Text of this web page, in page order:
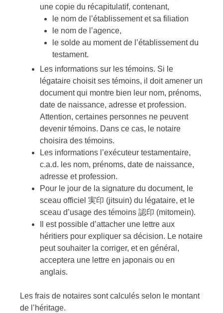
une copie du récapitulatif, contenant,
le nom de l’établissement et sa filiation
le nom de l’agence,
le solde au moment de l’établissement du
testament.
Les informations sur les témoins. Si le
légataire choisit ses témoins, il doit amener un
document qui montre bien leur nom, prénoms,
date de naissance, adresse et profession.
Attention, certaines personnes ne peuvent
devenir témoins. Dans ce cas, le notaire
choisira des témoins.
Les informations l’exécuteur testamentaire,
c.a.d. les nom, prénoms, date de naissance,
adresse et profession.
Pour le jour de la signature du document, le
sceau officiel 実印 (jitsuin) du légataire, et le
sceau d’usage des témoins 認印 (mitomein).
Il est possible d’attacher une lettre aux
héritiers pour expliquer sa décision. Le notaire
peut souhaiter la corriger, et en général,
acceptera une lettre en japonais ou en
anglais.
Les frais de notaires sont calculés selon le montant
de l’héritage.